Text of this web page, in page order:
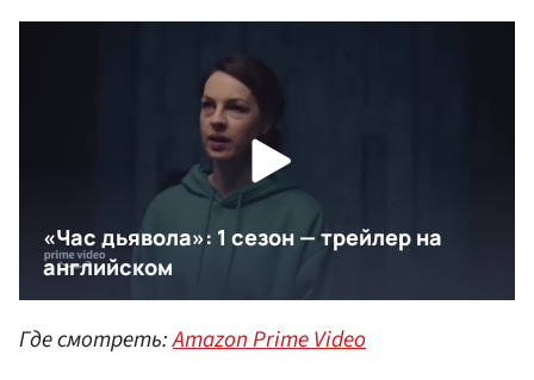
Где смотреть:Amazon Prime Video